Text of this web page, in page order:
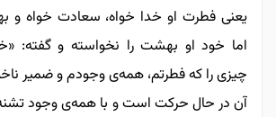
یعنی فطرت او خدا خواه، سعادت خواه و
اما خود او بهشت را نخواسته و گفته:
چیزی را که فطرتم، همه‌ی وجودم و ضمیر
آن در حال حرکت است و با همه‌ی وجود